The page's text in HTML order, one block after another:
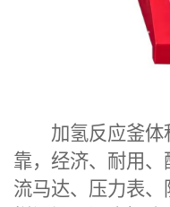
加氢反应釜体
靠，经济、耐用、
流马达、压力表